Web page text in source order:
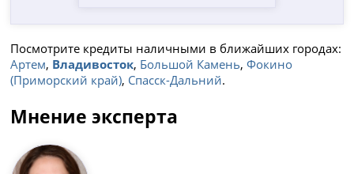
Посмотрите кредиты наличными в ближайших городах:
Артем, Владивосток, Большой Камень,Фокино
(Приморский край), Спасск-Дальний.
Мнение эксперта